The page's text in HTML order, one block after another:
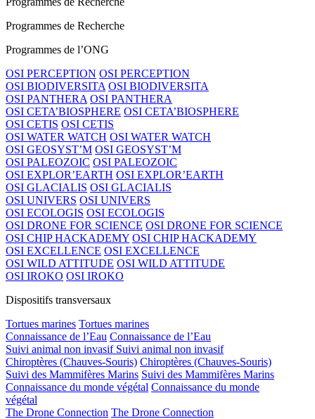
Programmes de Recherche
Programmes de l’ONG
OSI PERCEPTION OSI PERCEPTION
OSI BIODIVERSITA OSI BIODIVERSITA
OSI PANTHERA OSI PANTHERA
OSI CETA’BIOSPHERE OSI CETA’BIOSPHERE
OSI CETIS OSI CETIS
OSI WATER WATCH OSI WATER WATCH
OSI GEOSYST’M OSI GEOSYST’M
OSI PALEOZOIC OSI PALEOZOIC
OSI EXPLOR’EARTH OSI EXPLOR’EARTH
OSI GLACIALIS OSI GLACIALIS
OSI UNIVERS OSI UNIVERS
OSI ECOLOGIS OSI ECOLOGIS
OSI DRONE FOR SCIENCE OSI DRONE FOR SCIENCE
OSI CHIP HACKADEMY OSI CHIP HACKADEMY
OSI EXCELLENCE OSI EXCELLENCE
OSI WILD ATTITUDE OSI WILD ATTITUDE
OSI IROKO OSI IROKO
Dispositifs transversaux
Tortues marines Tortues marines
Connaissance de l’Eau Connaissance de l’Eau
Suivi animal non invasif Suivi animal non invasif
Chiroptères (Chauves-Souris) Chiroptères (Chauves-Souris)
Suivi des Mammifères Marins Suivi des Mammifères Marins
Connaissance du monde végétal Connaissance du monde
végétal
The Drone Connection The Drone Connection